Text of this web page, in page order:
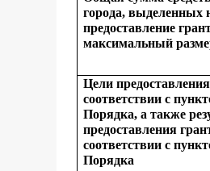
города, выделенных
предоставление
максимальный
Цели
соответствии с
Порядка, а также
предоставления
соответствии с
Порядка